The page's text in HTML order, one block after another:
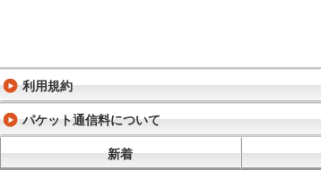
利用規約
パケット通信料について
新着